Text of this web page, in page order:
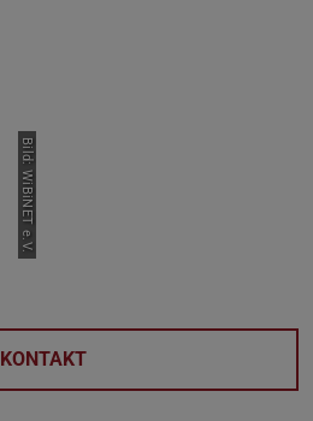
Bild: WiBiNET e.V.
KONTAKT